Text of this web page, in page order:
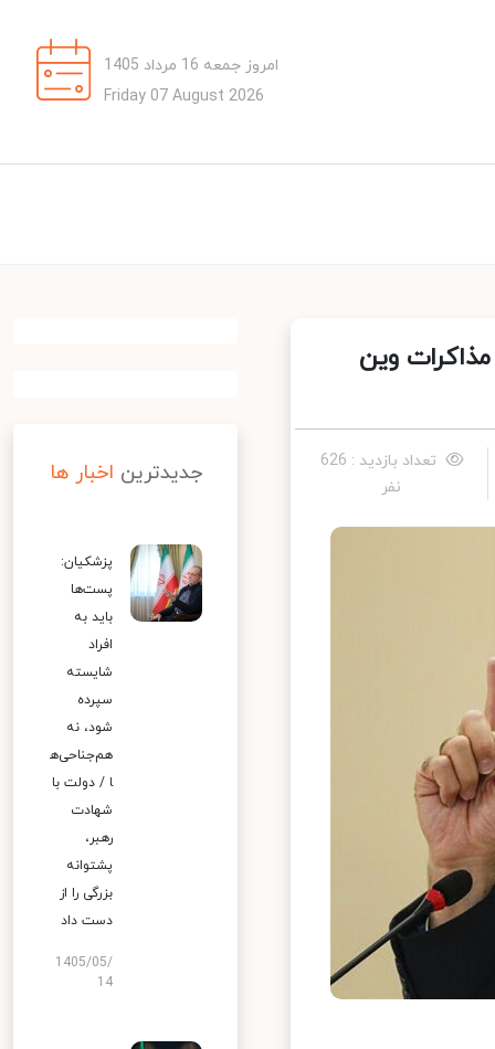
امروز جمعه 16 مرداد 1405
Friday 07 August 2026
وین
تعداد بازدید : 626
نفر
جدیدترین اخبار ها
پزشکیان:
پست‌ها
باید به
افراد
شایسته
سپرده
شود، نه
هم‌جناحی‌ه
ا / دولت با
شهادت
رهبر،
پشتوانه
بزرگی را از
دست داد
1405/05/
14